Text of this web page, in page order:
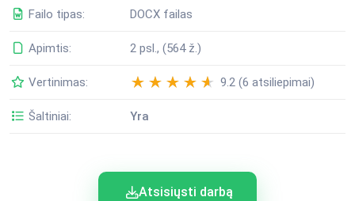
Failo tipas: DOCX failas
Apimtis: 2 psl., (564 ž.)
Vertinimas: 9.2 (6 atsiliepimai)
Šaltiniai: Yra
Atsisiųsti darbą